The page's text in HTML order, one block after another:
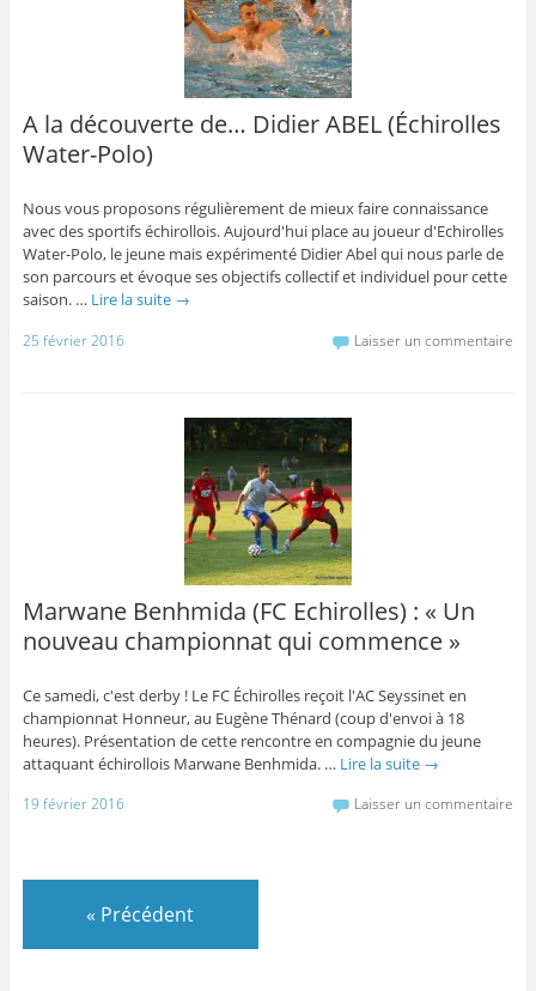
A la découverte de… Didier ABEL (Échirolles
Water-Polo)
Nous vous proposons régulièrement de mieux faire connaissance
avec des sportifs échirollois. Aujourd'hui place au joueur d'Echirolles
Water-Polo, le jeune mais expérimenté Didier Abel qui nous parle de
son parcours et évoque ses objectifs collectif et individuel pour cette
saison. … Lire la suite →
25 février 2016 Laisser un commentaire
Marwane Benhmida (FC Echirolles) : « Un
nouveau championnat qui commence »
Ce samedi, c'est derby ! Le FC Échirolles reçoit l'AC Seyssinet en
championnat Honneur, au Eugène Thénard (coup d'envoi à 18
heures). Présentation de cette rencontre en compagnie du jeune
attaquant échirollois Marwane Benhmida. … Lire la suite →
19 février 2016 Laisser un commentaire
« Précédent